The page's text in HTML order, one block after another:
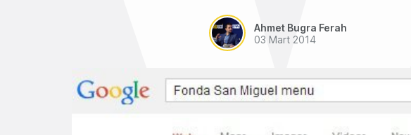
Ahmet Bugra Ferah
03 Mart 2014